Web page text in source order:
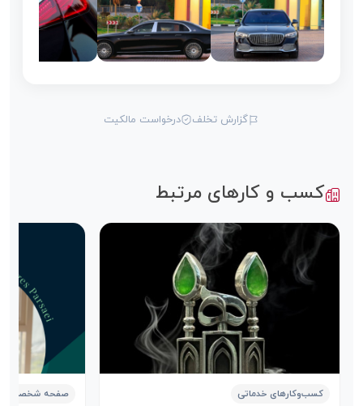
گزارش تخلف درخواست مالکیت
کسب و کارهای مرتبط
کسب‌وکارهای خدماتی صفحه شخصی